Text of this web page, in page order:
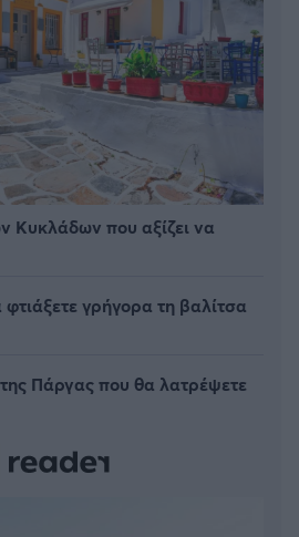
Κυκλάδων που αξίζει να
γρήγορα τη βαλίτσα
Πάργας που θα λατρέψετε